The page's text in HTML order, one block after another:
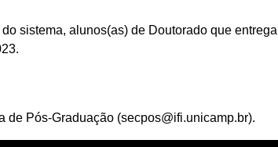
sistema, alunos(as) de Doutorado que
de Pós-Graduação (secpos@ifi.unicamp.br).